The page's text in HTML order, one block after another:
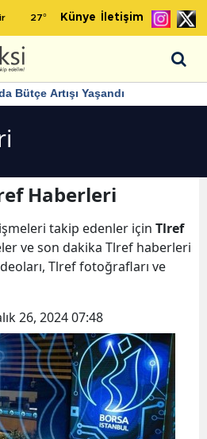
27° Künye İletişim
Bütçe Artışı Yaşandı
Haberleri
takip edenler için Tlref
ve son dakika Tlref haberleri
Tlref fotoğrafları ve
26, 2024 07:48